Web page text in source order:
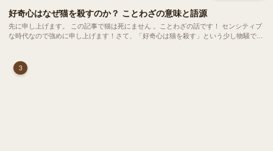
好奇心はなぜ猫を殺すのか？ ことわざの意味と語源
先に申し上げます。 この記事で猫は死にません 。ことわざの話です！ センシティブ
な時代なので強めに申し上げます！さて、「好奇心は猫を殺す」という少し物騒で、
3